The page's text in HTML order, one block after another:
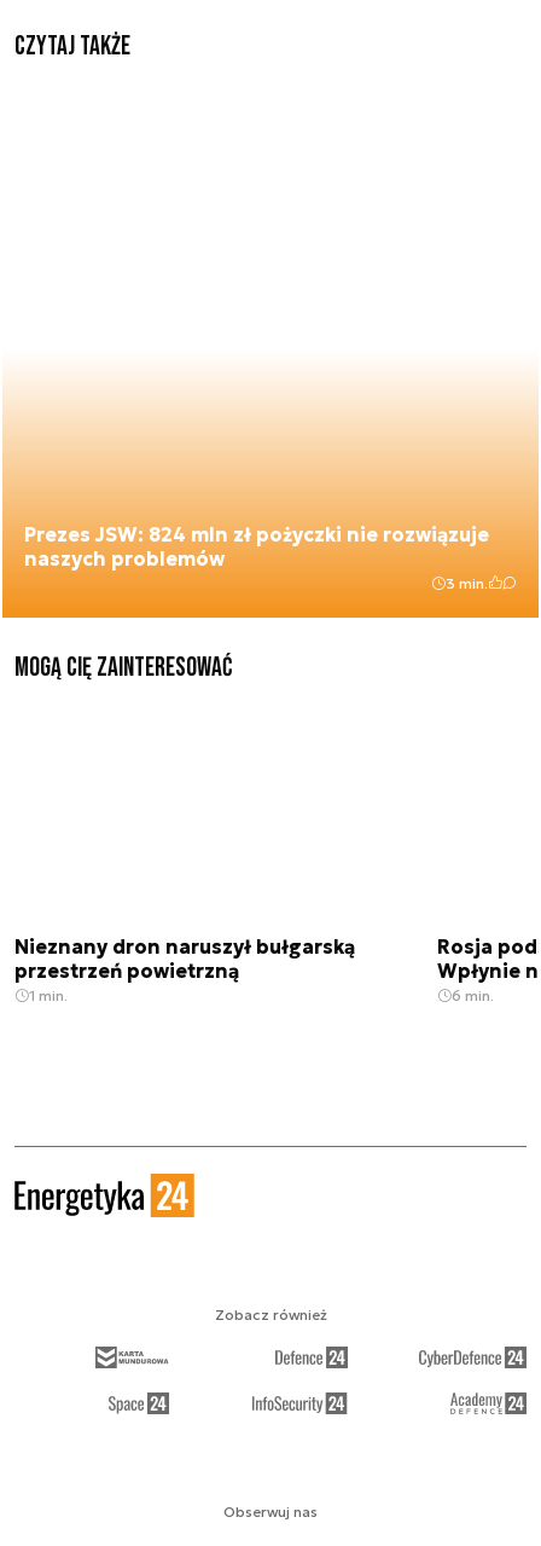
Czytaj także
Prezes JSW: 824 mln zł pożyczki nie rozwiązuje
naszych problemów
3 min.
Mogą Cię zainteresować
Nieznany dron naruszył bułgarską
przestrzeń powietrzną
1 min.
Rosja
Wpłynie
6 min.
Obserwuj nas
Zobacz również